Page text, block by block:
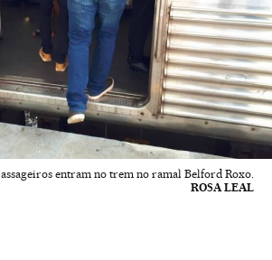
assageiros entram no trem no ramal Belford Roxo.
ROSA LEAL